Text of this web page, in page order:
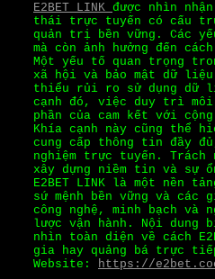
E2BET LINK được nhìn
thái trực tuyến có cấu
quản trị bền vững. Các
mà còn ảnh hưởng đến
Một yếu tố quan trọng
xã hội và bảo mật dữ
thiểu rủi ro sử dụng dữ
cạnh đó, việc duy trì
phần của cam kết với
Khía cạnh này cũng thể
cung cấp thông tin đầy
nghiệm trực tuyến.
xây dựng niềm tin và sự
E2BET LINK là một nền
sứ mệnh bền vững và
công nghệ, minh bạch và
lược vận hành. Nội dung
nhìn toàn diện về cách
gia hay quảng bá trực
Website: https://